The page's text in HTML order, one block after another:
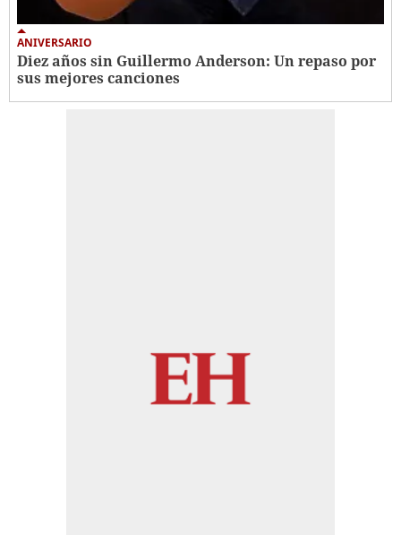
ANIVERSARIO
Diez años sin Guillermo Anderson: Un repaso por
sus mejores canciones